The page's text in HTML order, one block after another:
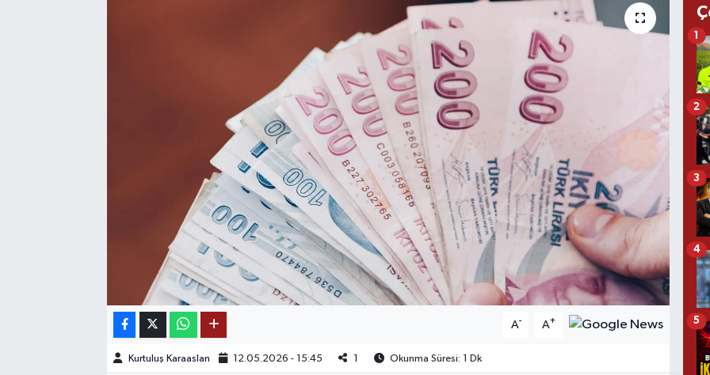
A- A+
Kurtuluş Karaaslan 12.05.2026 - 15:45 1 Okunma Süresi: 1 Dk
1
2
3
4
5
OTOMOTİV